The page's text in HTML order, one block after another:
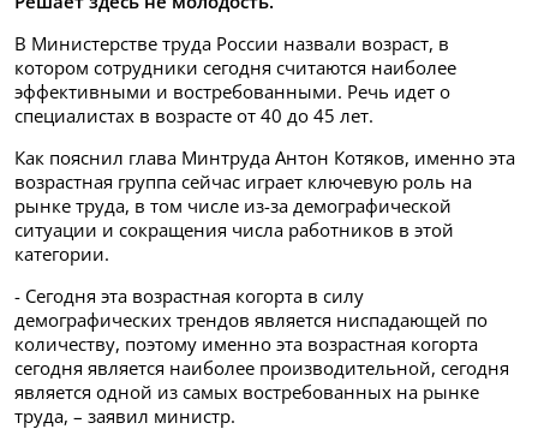
В Министерстве труда России назвали возраст, в
котором сотрудники сегодня считаются наиболее
эффективными и востребованными. Речь идет о
специалистах в возрасте от 40 до 45 лет.
Как пояснил глава Минтруда Антон Котяков, именно эта
возрастная группа сейчас играет ключевую роль на
рынке труда, в том числе из-за демографической
ситуации и сокращения числа работников в этой
категории.
- Сегодня эта возрастная когорта в силу
демографических трендов является ниспадающей по
количеству, поэтому именно эта возрастная когорта
сегодня является наиболее производительной, сегодня
является одной из самых востребованных на рынке
труда, – заявил министр.